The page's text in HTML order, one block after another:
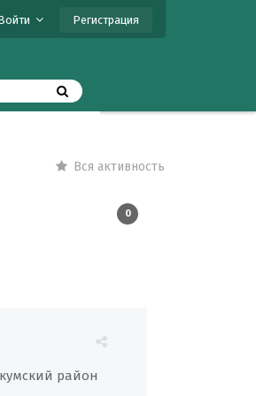
Регистрация
Вся активность
0
район